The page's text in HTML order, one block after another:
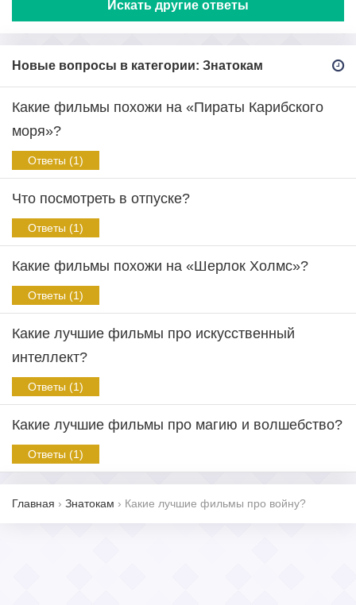
Искать другие ответы
Новые вопросы в категории: Знатокам
Какие фильмы похожи на «Пираты Карибского
моря»?
Ответы (1)
Что посмотреть в отпуске?
Ответы (1)
Какие фильмы похожи на «Шерлок Холмс»?
Ответы (1)
Какие лучшие фильмы про искусственный
интеллект?
Ответы (1)
Какие лучшие фильмы про магию и волшебство?
Ответы (1)
Главная › Знатокам › Какие лучшие фильмы про войну?